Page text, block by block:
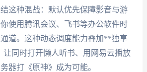
这种混战：默认优先保障影音与游
使用腾讯会议、飞书等办公软件时
道。这种动态调度能力叠加**独享
让同时打开懒人听书、用网易云播放
器打《原神》成为可能。